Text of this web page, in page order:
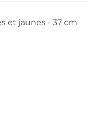
et jaunes - 37 cm